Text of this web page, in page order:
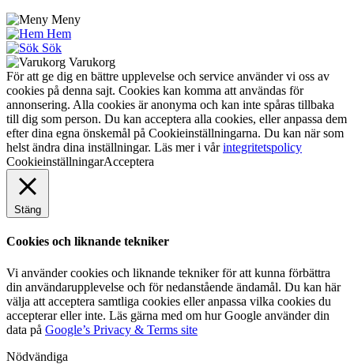
Meny
Hem
Sök
Varukorg
För att ge dig en bättre upplevelse och service använder vi oss av
cookies på denna sajt. Cookies kan komma att användas för
annonsering. Alla cookies är anonyma och kan inte spåras tillbaka
till dig som person. Du kan acceptera alla cookies, eller anpassa dem
efter dina egna önskemål på Cookieinställningarna. Du kan när som
helst ändra dina inställningar. Läs mer i vårintegritetspolicy
CookieinställningarAcceptera
Stäng
Cookies och liknande tekniker
Vi använder cookies och liknande tekniker för att kunna förbättra
din användarupplevelse och för nedanstående ändamål. Du kan här
välja att acceptera samtliga cookies eller anpassa vilka cookies du
accepterar eller inte. Läs gärna med om hur Google använder din
data på Google’s Privacy & Terms site
Nödvändiga